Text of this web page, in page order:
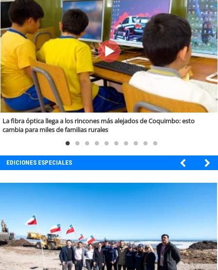
La fibra óptica llega a los rincones más alejados de Coquimbo: esto
cambia para miles de familias rurales
EDICIONES ESPECIALES